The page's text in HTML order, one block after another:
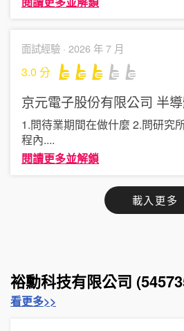
面試經驗 · 2026 年 7 月
3.0 分
京元電子股份有限公司 半
1.問待業期間在做什麼 2.問研究
程內....
閱讀更多並解鎖
載入更多
裕勳科技有限公司
看更多>>